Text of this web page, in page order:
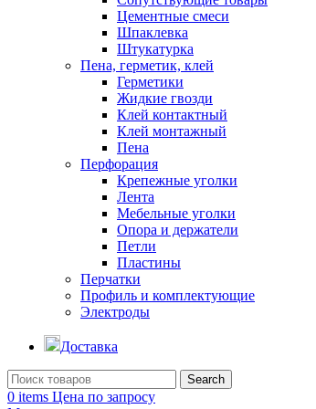
Цементные смеси
Шпаклевка
Штукатурка
Пена, герметик, клей
Герметики
Жидкие гвозди
Клей контактный
Клей монтажный
Пена
Перфорация
Крепежные уголки
Лента
Мебельные уголки
Опора и держатели
Петли
Пластины
Перчатки
Профиль и комплектующие
Электроды
Доставка
Search
0 items Цена по запросу